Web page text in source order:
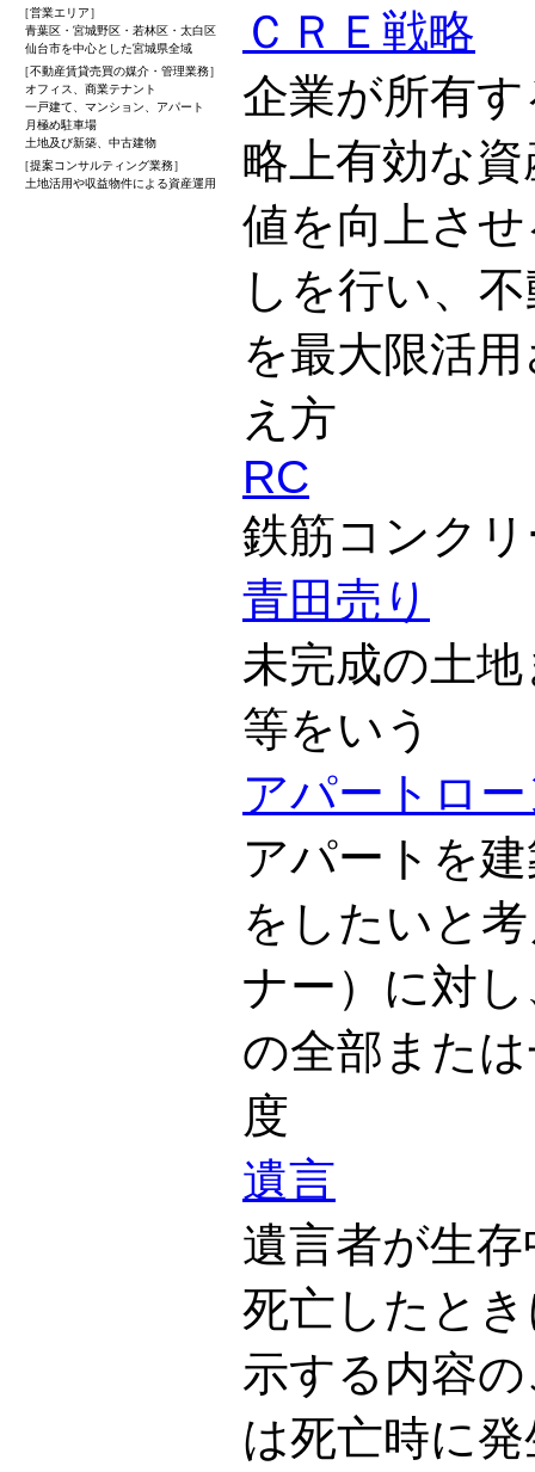
ＣＲＥ戦略
企業が所有
略上有効な
値を向上さ
しを行い、
を最大限活
え方
RC
鉄筋コンク
青田売り
未完成の土
等をいう
アパートロ
アパートを
をしたいと
ナー）に対
の全部また
度
遺言
遺言者が生
死亡したと
示する内容
は死亡時に
［営業エリア］
青葉区・宮城野区・若林区・太白区
仙台市を中心とした宮城県全域
［不動産賃貸売買の媒介・管理業務］
オフィス、商業テナント
一戸建て、マンション、アパート
月極め駐車場
土地及び新築、中古建物
［提案コンサルティング業務］
土地活用や収益物件による資産運用